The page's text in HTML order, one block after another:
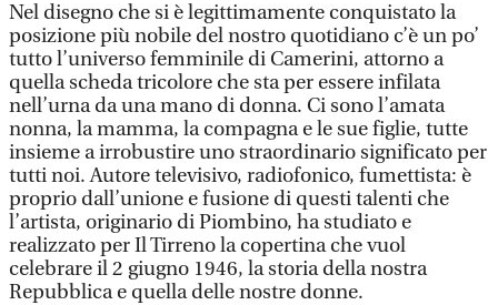
Nel disegno che si è legittimamente conquistato la
posizione più nobile del nostro quotidiano c’è un po’
tutto l’universo femminile di Camerini, attorno a
quella scheda tricolore che sta per essere infilata
nell’urna da una mano di donna. Ci sono l’amata
nonna, la mamma, la compagna e le sue figlie, tutte
insieme a irrobustire uno straordinario significato per
tutti noi. Autore televisivo, radiofonico, fumettista: è
proprio dall’unione e fusione di questi talenti che
l’artista, originario di Piombino, ha studiato e
realizzato per Il Tirreno la copertina che vuol
celebrare il 2 giugno 1946, la storia della nostra
Repubblica e quella delle nostre donne.